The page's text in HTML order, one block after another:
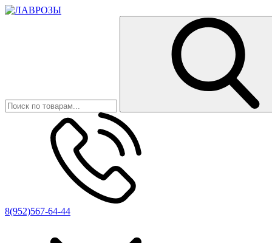
8(952)567-64-44